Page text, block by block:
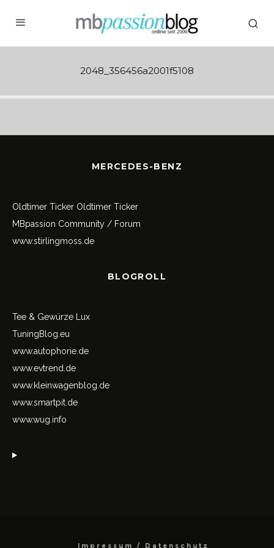
2048_356456a2001f5108
MERCEDES-BENZ
Oldtimer Ticker Oldtimer Ticker
MBpassion Community / Forum
www.stirlingmoss.de
BLOGROLL
Tee & Gewürze Lux
TuningBlog.eu
www.autophorie.de
www.evtrend.de
www.kleinwagenblog.de
www.smartpit.de
www.wug.info
Impressum / Datenschutz